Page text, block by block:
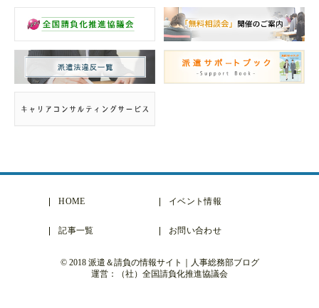
HOME イベント情報
記事一覧 お問い合わせ
© 2018 派遣＆請負の情報サイト｜人事総務部ブログ
運営：（社）全国請負化推進協議会